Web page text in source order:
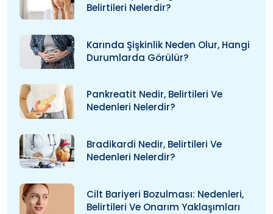
Belirtileri Nelerdir?
Karında Şişkinlik Neden Olur, Hangi
Durumlarda Görülür?
Pankreatit Nedir, Belirtileri Ve
Nedenleri Nelerdir?
Bradikardi Nedir, Belirtileri Ve
Nedenleri Nelerdir?
Cilt Bariyeri Bozulması: Nedenleri,
Belirtileri Ve Onarım Yaklaşımları